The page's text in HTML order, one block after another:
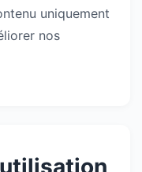
uniquement
nos